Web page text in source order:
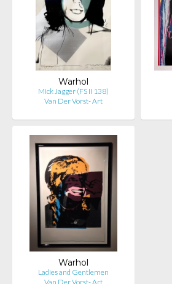
Warhol
Mick Jagger (FS II 138)
Van Der Vorst- Art
Warhol
Ladies and Gentlemen
Van Der Vorst- Art